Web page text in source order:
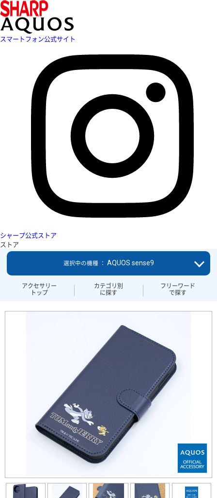
スマートフォン公式サイト
シャープ公式ストア
ストア
アクセサリー
トップ
カテゴリ別
に探す
フリーワード
で探す
選択中の機種 ： AQUOS sense9